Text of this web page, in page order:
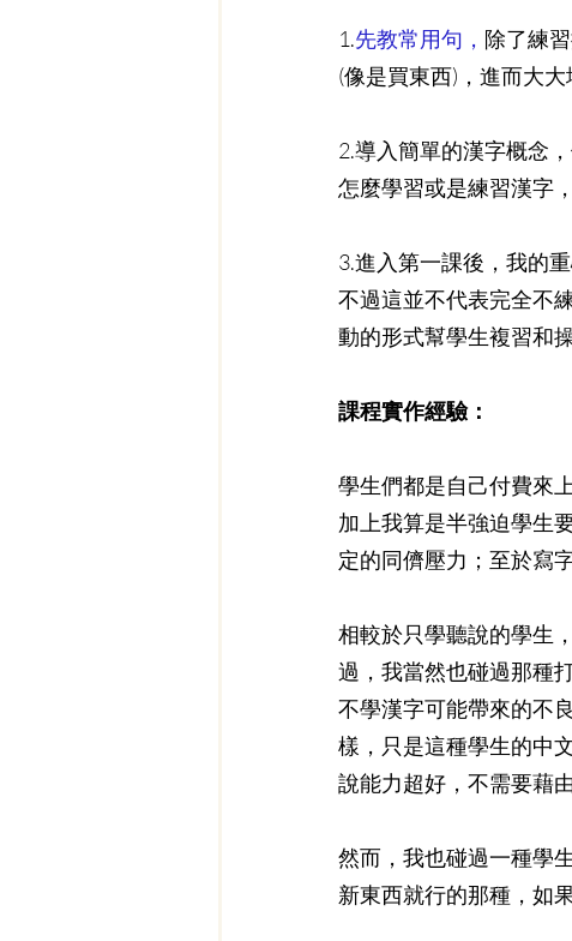
1.先教常用句， 除了練
(像是買東西)，進而大
2.導入簡單的漢字概念
怎麼學習或是練習漢字
3.進入第一課後，我的
不過這並不代表完全不
動的形式幫學生複習和操
課程實作經驗：
學生們都是自己付費來
加上我算是半強迫學生
定的同儕壓力；至於寫
相較於只學聽說的學生
過，我當然也碰過那種
不學漢字可能帶來的不
樣，只是這種學生的中
說能力超好，不需要藉
然而，我也碰過一種學
新東西就行的那種，如